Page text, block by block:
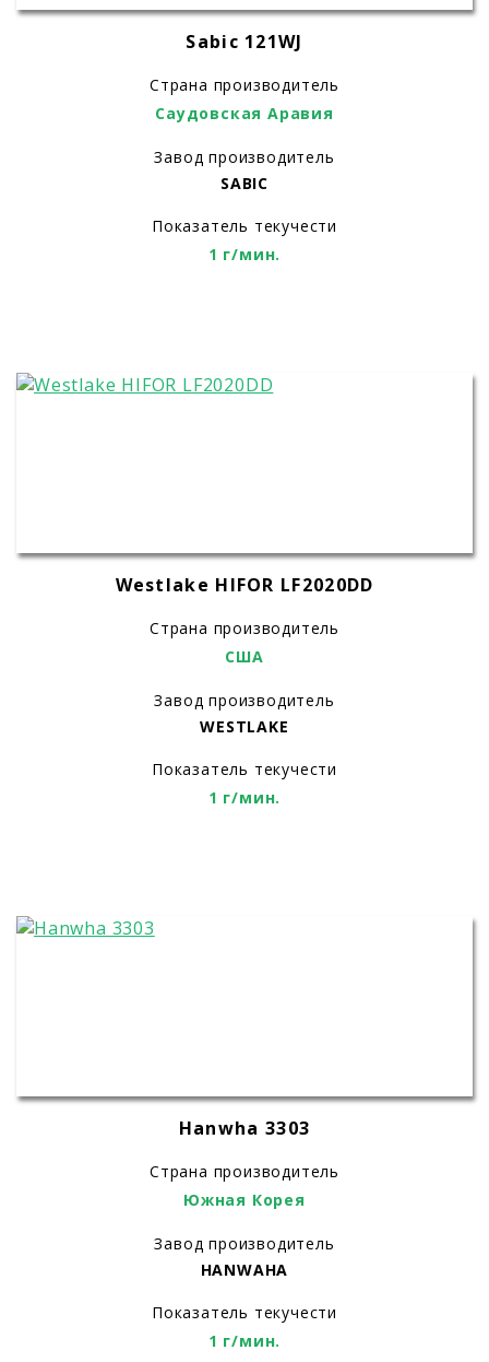
Sabic 121WJ
Страна производитель
Саудовская Аравия
Завод производитель
SABIC
Показатель текучести
1 г/мин.
Westlake HIFOR LF2020DD
Страна производитель
США
Завод производитель
WESTLAKE
Показатель текучести
1 г/мин.
Hanwha 3303
Страна производитель
Южная Корея
Завод производитель
HANWAHA
Показатель текучести
1 г/мин.